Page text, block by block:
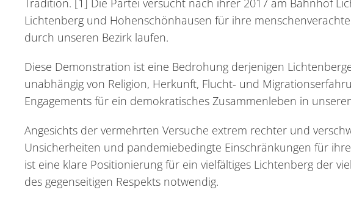
Tradition. [1] Die Partei versucht nach ihrer 2017 am Bahnhof
Lichtenberg und Hohenschönhausen für ihre
durch unseren Bezirk laufen.
Diese Demonstration ist eine Bedrohung derjenigen
unabhängig von Religion, Herkunft, Flucht- und
Engagements für ein demokratisches Zusammenleben in
Angesichts der vermehrten Versuche extrem rechter und
Unsicherheiten und pandemiebedingte Einschränkungen für
ist eine klare Positionierung für ein vielfältiges Lichtenberg der
des gegenseitigen Respekts notwendig.